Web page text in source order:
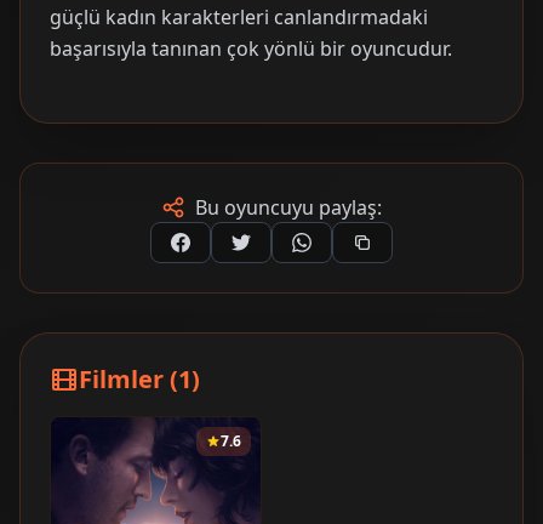
güçlü kadın karakterleri canlandırmadaki
başarısıyla tanınan çok yönlü bir oyuncudur.
Bu oyuncuyu paylaş:
Filmler (1)
7.6